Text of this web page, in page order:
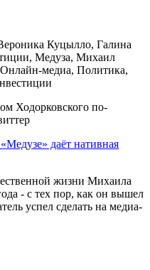
Куцылло, Галина
Медуза, Михаил
медиа, Политика,
Ходорковского по-
даёт нативная
жизни Михаила
- с тех пор, как он вышел
успел сделать на медиа-